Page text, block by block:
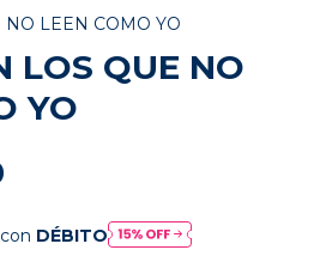
LEEN COMO YO
LOS QUE NO
YO
DÉBITO